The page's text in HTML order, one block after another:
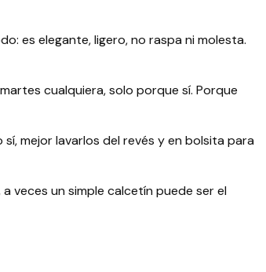
es elegante, ligero, no raspa ni molesta.
cualquiera, solo porque sí. Porque
mejor lavarlos del revés y en bolsita para
veces un simple calcetín puede ser el